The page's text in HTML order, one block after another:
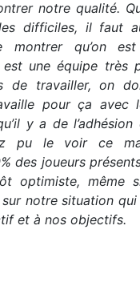
notre qualité.
difficiles, il faut
montrer qu’on
une équipe très
de travailler, on
pour ça avec
y a de
pu le voir ce
des joueurs
optimiste, même
notre situation
et à nos objectifs.